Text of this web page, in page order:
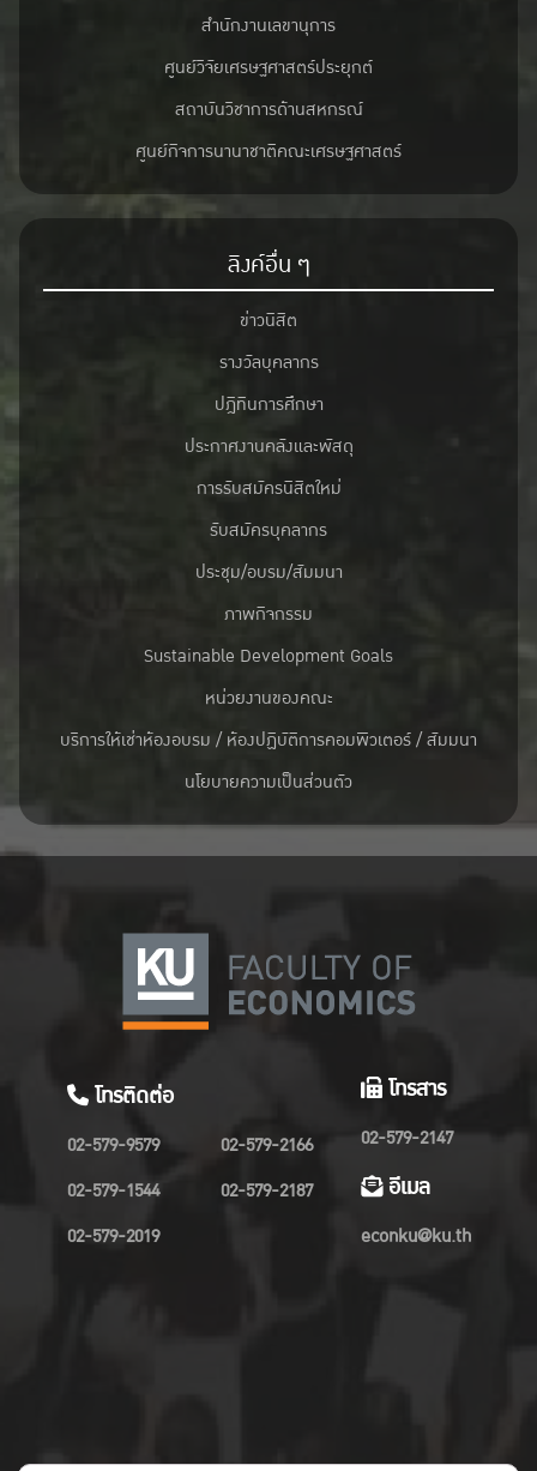
สำนักงานเลขานุการ
ศูนย์วิจัยเศรษฐศาสตร์ประยุกต์
สถาบันวิชาการด้านสหกรณ์
ศูนย์กิจการนานาชาติคณะเศรษฐศาสตร์
ลิงค์อื่น ๆ
ข่าวนิสิต
รางวัลบุคลากร
ปฎิทินการศึกษา
ประกาศงานคลังและพัสดุ
การรับสมัครนิสิตใหม่
รับสมัครบุคลากร
ประชุม/อบรม/สัมมนา
ภาพกิจกรรม
Sustainable Development Goals
หน่วยงานของคณะ
บริการให้เช่าห้องอบรม / ห้องปฏิบัติการคอมพิวเตอร์ / สัมมนา
นโยบายความเป็นส่วนตัว
โทรติดต่อ
02-579-9579
02-579-1544
02-579-2019
02-579-2166
02-579-2187
โทรสาร
02-579-2147
อีเมล
econku@ku.th